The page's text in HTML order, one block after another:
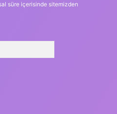
süre içerisinde sitemizden